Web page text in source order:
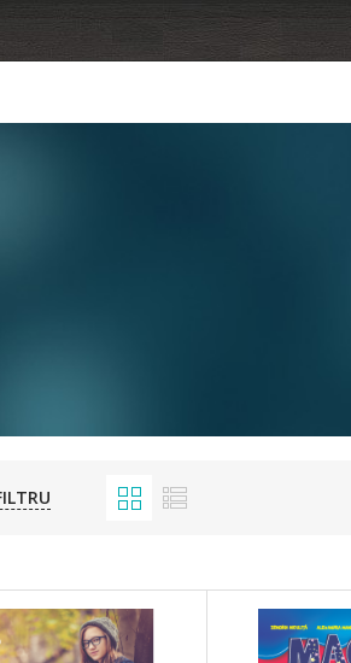
A IV-A
MAGIA